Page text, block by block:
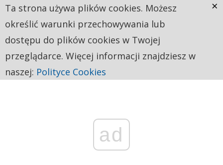
ad
Ta strona używa plików cookies. Możesz
określić warunki przechowywania lub
dostępu do plików cookies w Twojej
przeglądarce. Więcej informacji znajdziesz w
naszej: Polityce Cookies
×